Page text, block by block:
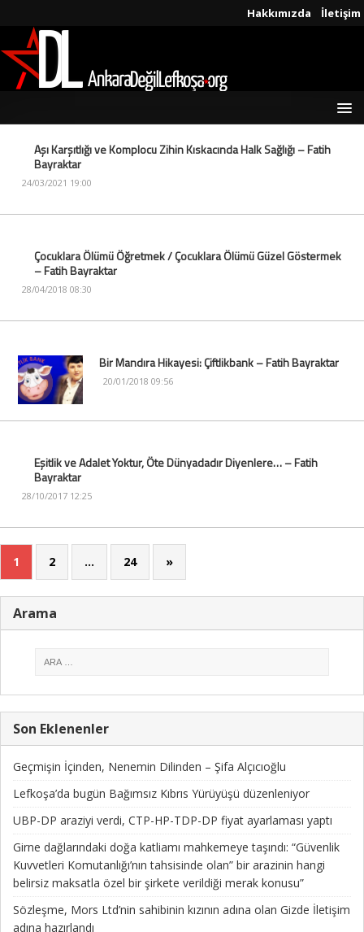
Hakkımızda İletişim
Aşı Karşıtlığı ve Komplocu Zihin Kıskacında Halk Sağlığı – Fatih
Bayraktar
24/03/2021 19:00
Çocuklara Ölümü Öğretmek / Çocuklara Ölümü Güzel Göstermek
– Fatih Bayraktar
28/04/2018 08:30
Bir Mandıra Hikayesi: Çiftlikbank – Fatih Bayraktar
20/01/2018 09:56
Eşitlik ve Adalet Yoktur, Öte Dünyadadır Diyenlere… – Fatih
Bayraktar
28/10/2017 12:25
1 2 … 24 »
Arama
Son Eklenenler
Geçmişin İçinden, Nenemin Dilinden – Şifa Alçıcıoğlu
Lefkoşa’da bugün Bağımsız Kıbrıs Yürüyüşü düzenleniyor
UBP-DP araziyi verdi, CTP-HP-TDP-DP fiyat ayarlaması yaptı
Girne dağlarındaki doğa katliamı mahkemeye taşındı: “Güvenlik
Kuvvetleri Komutanlığı’nın tahsisinde olan” bir arazinin hangi
belirsiz maksatla özel bir şirkete verildiği merak konusu”
Sözleşme, Mors Ltd’nin sahibinin kızının adına olan Gizde İletişim
adına hazırlandı